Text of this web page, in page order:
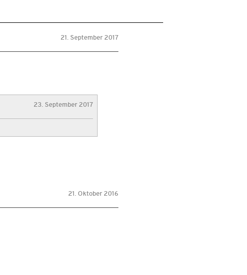
21. September 2017
23. September 2017
21. Oktober 2016